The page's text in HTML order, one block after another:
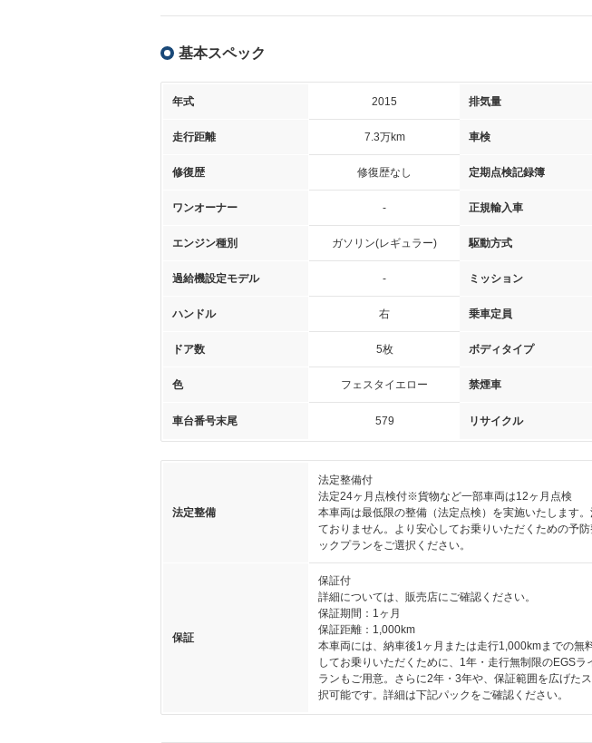
基本スペック
年式 2015 排気量
走行距離 7.3万km 車検
修復歴 修復歴なし 定期点検記録簿
ワンオーナー - 正規輸入車
エンジン種別 ガソリン(レギュラー) 駆動方式
過給機設定モデル - ミッション
ハンドル 右 乗車定員
ドア数 5枚 ボディタイプ
色 フェスタイエロー 禁煙車
車台番号末尾 579 リサイクル
法定整備
法定整備付
法定24ヶ月点検付※貨物など一部車両は12ヶ月点検
本車両は最低限の整備（法定点検）を実施いたします
ておりません。より安心してお乗りいただくための予
ックプランをご選択ください。
保証
保証付
詳細については、販売店にご確認ください。
保証期間：1ヶ月
保証距離：1,000km
本車両には、納車後1ヶ月または走行1,000kmまでの無
してお乗りいただくために、1年・走行無制限のEGS
ランもご用意。さらに2年・3年や、保証範囲を広げた
択可能です。詳細は下記パックをご確認ください。